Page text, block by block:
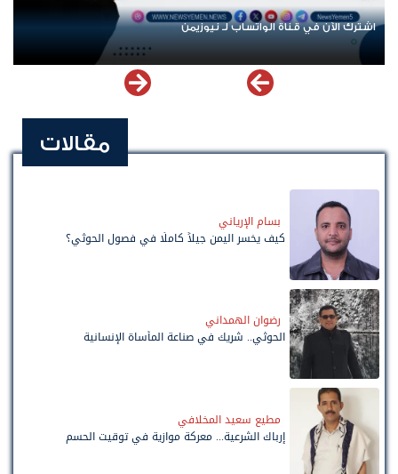
اشترك الآن في قناة الواتساب لـ نيوزيمن
مقالات
بسام الإرياني
كيف يخسر اليمن جيلاً كاملًا في فصول الحوثي؟
رضوان الهمداني
الحوثي.. شريك في صناعة المأساة الإنسانية
مطيع سعيد المخلافي
إرباك الشرعية... معركة موازية في توقيت الحسم